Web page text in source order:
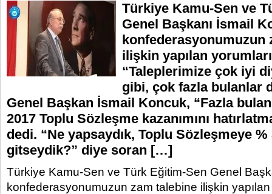
Türkiye Kamu-Sen ve
Genel Başkanı İsmail
konfederasyonumuzun
ilişkin yapılan
“Taleplerimize çok iyi
gibi, çok fazla bulanlar
Genel Başkan İsmail Koncuk, “Fazla
2017 Toplu Sözleşme kazanımını
dedi. “Ne yapsaydık, Toplu Sözleşmeye
gitseydik?” diye soran […]
Türkiye Kamu-Sen ve Türk Eğitim-Sen Genel
konfederasyonumuzun zam talebine ilişkin yapılan